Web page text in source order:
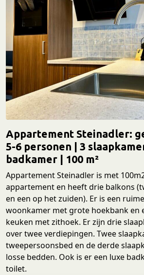
Appartement Steinadler:
5-6 personen | 3
badkamer | 100 m²
Appartement Steinadler is met
appartement en heeft drie balkons
en een op het zuiden). Er is een
woonkamer met grote hoekbank en
keuken met zithoek. Er zijn drie
over twee verdiepingen. Twee
tweepersoonsbed en de derde
losse bedden. Ook is er een luxe
toilet.